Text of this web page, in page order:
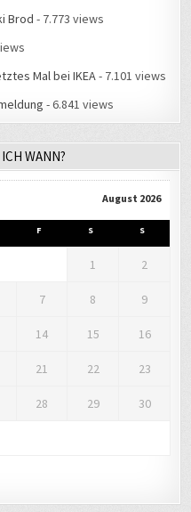
Brod - 7.773 views
Mal bei IKEA- 7.101 views
- 6.841 views
WANN?
August 2026
F S S
1 2
7 8 9
14 15 16
21 22 23
28 29 30